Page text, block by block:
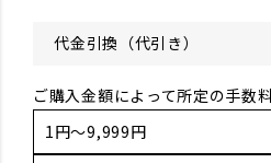
代金引換（代引き）
ご購入金額によって所定の手数
1円～9,999円